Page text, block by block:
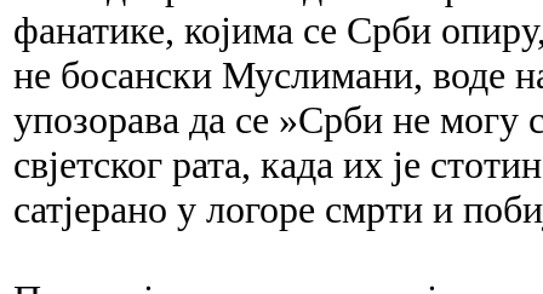
фанатике, којима се Срби
не босански Муслимани,
упозорава да се »Срби не могу
свјетског рата, када их је
сатјерано у логоре смрти и